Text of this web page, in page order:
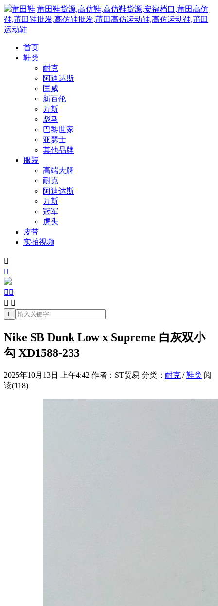
莆田鞋,莆田鞋货源,高仿鞋,高仿鞋货源,安福档口,莆田高仿
鞋,莆田鞋批发,高仿鞋批发,莆田高仿运动鞋,高仿运动鞋,莆田
运动鞋
首页
鞋类
耐克
阿迪达斯
匡威
新百伦
万斯
彪马
巴黎世家
亚瑟士
其他品牌
服装
高端大牌
耐克
阿迪达斯
万斯
冠军
虎头
皮带
实拍视频


 
 

Nike SB Dunk Low x Supreme 白灰双小
勾 XD1588-233
2025年10月13日 上午4:42 作者：ST贸易 分类： 耐克 /鞋类 阅
读(118)